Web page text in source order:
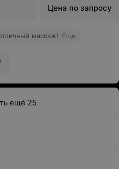
Цена по запросу
массаж! Еще
ещё 25